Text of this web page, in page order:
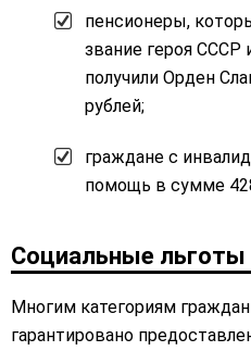
пенсионеры,
звание героя СССР
получили Орден
рублей;
граждане с
помощь в сумме
Социальные льготы
Многим категориям
гарантировано